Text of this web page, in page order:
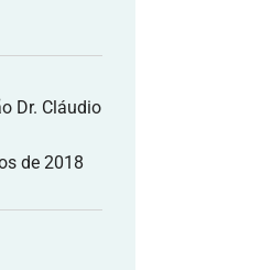
Dr. Cláudio
de 2018